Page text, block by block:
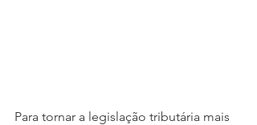
Para tornar a legislação tributária mais